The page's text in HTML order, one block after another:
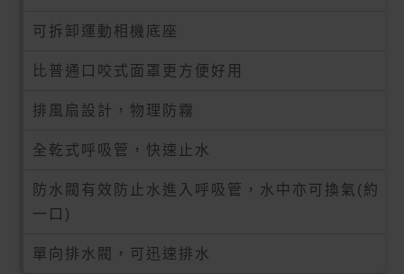
可拆卸運動相機底座
比普通口咬式面罩更方便好用
排風扇設計，物理防霧
全乾式呼吸管，快速止水
防水閥有效防止水進入呼吸管，水中亦可換氣(約
一口)
單向排水閥，可迅速排水